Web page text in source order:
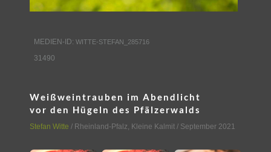
KONTAKT
MEDIEN-ID: WITTE-STEFAN_285716
31490
Weißweintrauben im Abendlicht
vor den Hügeln des Pfälzerwalds
Stefan Witte / Rheinland-Pfalz, Kleine Kalmit / September 2021